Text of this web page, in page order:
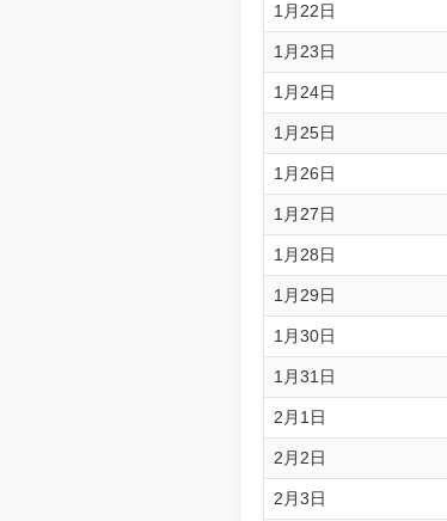
1月22日
1月23日
1月24日
1月25日
1月26日
1月27日
1月28日
1月29日
1月30日
1月31日
2月1日
2月2日
2月3日